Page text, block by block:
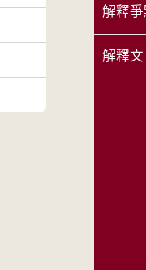
解釋
解釋文